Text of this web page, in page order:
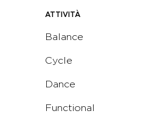
ATTIVITÀ
Balance
Cycle
Dance
Functional